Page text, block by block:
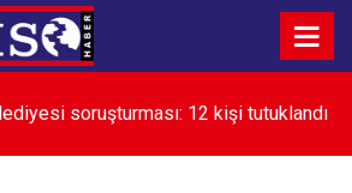
soruşturması: 12 kişi tutuklandı